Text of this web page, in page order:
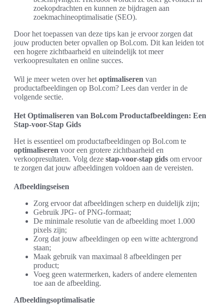
zoekopdrachten en kunnen ze bijdragen aan
zoekmachineoptimalisatie (SEO).
Door het toepassen van deze tips kan je ervoor zorgen dat
jouw producten beter opvallen op Bol.com. Dit kan leiden tot
een hogere zichtbaarheid en uiteindelijk tot meer
verkoopresultaten en online succes.
Wil je meer weten over het optimaliseren van
productafbeeldingen op Bol.com? Lees dan verder in de
volgende sectie.
Het Optimaliseren van Bol.com Productafbeeldingen: Een
Stap-voor-Stap Gids
Het is essentieel om productafbeeldingen op Bol.com te
optimaliseren voor een grotere zichtbaarheid en
verkoopresultaten. Volg deze stap-voor-stap gids om ervoor
te zorgen dat jouw afbeeldingen voldoen aan de vereisten.
Afbeeldingseisen
Zorg ervoor dat afbeeldingen scherp en duidelijk zijn;
Gebruik JPG- of PNG-formaat;
De minimale resolutie van de afbeelding moet 1.000
pixels zijn;
Zorg dat jouw afbeeldingen op een witte achtergrond
staan;
Maak gebruik van maximaal 8 afbeeldingen per
product;
Voeg geen watermerken, kaders of andere elementen
toe aan de afbeelding.
Afbeeldingsoptimalisatie